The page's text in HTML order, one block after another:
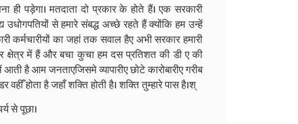
पड़ेगा। मतदाता दो प्रकार के होते हैं। एक सरकारी
उधोगपतियों से हमारे संबद्ध अच्छे रहते हैं क्योंकि हम उन्हें
का जहां तक सवाल हैए अभी सरकार हमारी
क्षेत्र में हैं और बचा कुचा हम दस प्रतिशत की डी ए की
आम जनताएजिसमे व्यापारीए छोटे कारोबारीए गरीब
होता है जहाँ शक्ति होती है। शक्ति तुम्हारे पास है।श्
से पूछा।